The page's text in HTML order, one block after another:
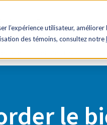
l’expérience utilisateur,
des témoins, consultez notre
le